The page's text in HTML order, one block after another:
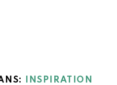
INSPIRATION